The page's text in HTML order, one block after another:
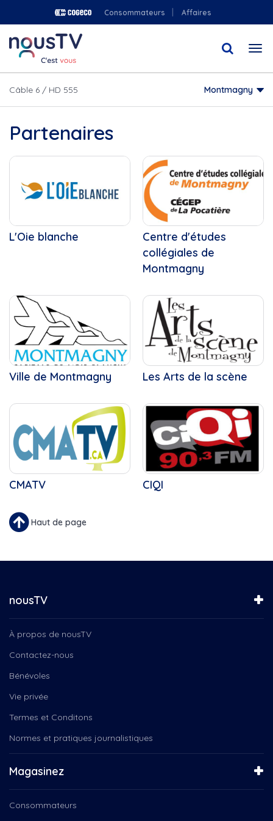
au
contenu
principal
Consommateurs Affaires
Câble 6 / HD 555 Montmagny
Partenaires
L'Oie blanche
Centre d'études
collégiales de
Montmagny
Ville de Montmagny Les Arts de la scène
CMATV CIQI
Haut de page
nousTV
À propos de nousTV
Contactez-nous
Bénévoles
Vie privée
Termes et Conditons
Normes et pratiques journalistiques
Magasinez
Consommateurs